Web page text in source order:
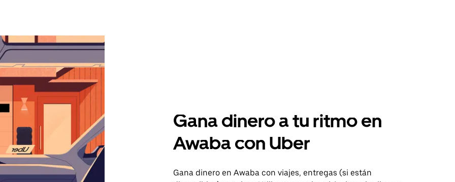
Gana dinero a tu ritmo en
Awaba con Uber
Gana dinero en Awaba con viajes, entregas (si están